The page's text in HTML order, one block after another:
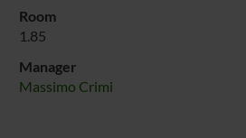
Room
1.85
Manager
Massimo Crimi